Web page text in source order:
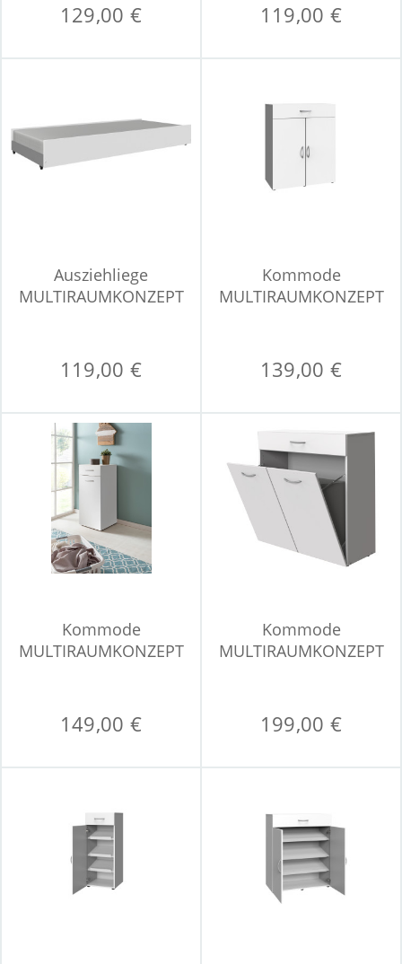
129,00 € 119,00 €
Ausziehliege
MULTIRAUMKONZEPT
119,00 €
Kommode
MULTIRAUMKONZEPT
139,00 €
Kommode
MULTIRAUMKONZEPT
149,00 €
Kommode
MULTIRAUMKONZEPT
199,00 €